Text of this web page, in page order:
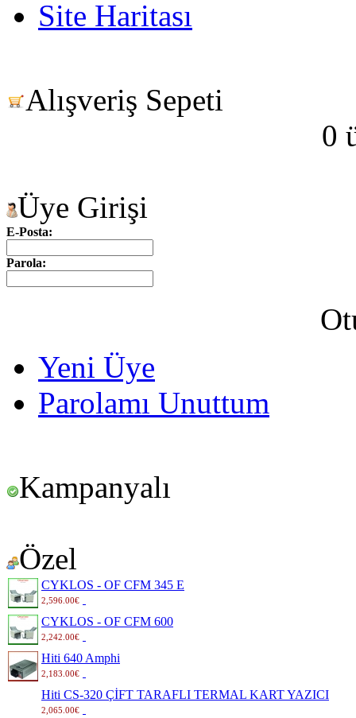
Site Haritası
Alışveriş Sepeti
0
Üye Girişi
E-Posta:
Parola:
Yeni Üye
Parolamı Unuttum
Kampanyalı
Özel
CYKLOS - OF CFM 345 E
2,596.00€
CYKLOS - OF CFM 600
2,242.00€
Hiti 640 Amphi
2,183.00€
Hiti CS-320 ÇİFT TARAFLI TERMAL KART YAZICI
2,065.00€